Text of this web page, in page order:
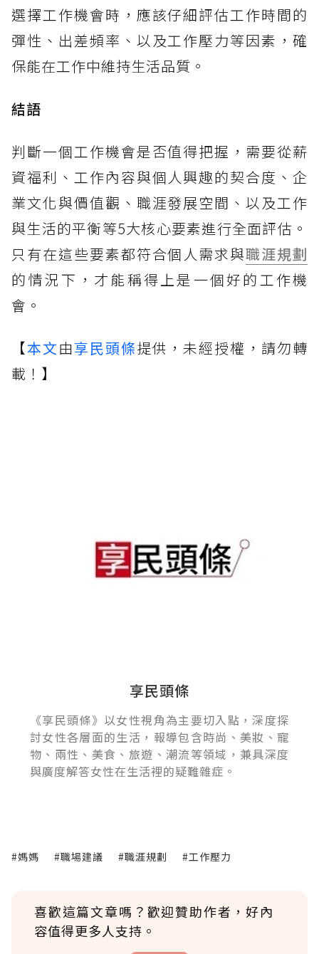
選擇工作機會時，應該仔細評估工作時間的
彈性、出差頻率、以及工作壓力等因素，確
保能在工作中維持生活品質。
結語
判斷一個工作機會是否值得把握，需要從薪
資福利、工作內容與個人興趣的契合度、企
業文化與價值觀、職涯發展空間、以及工作
與生活的平衡等5大核心要素進行全面評估。
只有在這些要素都符合個人需求與職涯規劃
的情況下，才能稱得上是一個好的工作機
會。
【本文由享民頭條提供，未經授權，請勿轉
載！】
享民頭條
《享民頭條》以女性視角為主要切入點，深度探
討女性各層面的生活，報導包含時尚、美妝、寵
物、兩性、美食、旅遊、潮流等領域，兼具深度
與廣度解答女性在生活裡的疑難雜症。
#媽媽 #職場建議 #職涯規劃 #工作壓力
喜歡這篇文章嗎？歡迎贊助作者，好內
容值得更多人支持。